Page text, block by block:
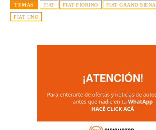
TEMAS FIAT FIAT FIORINO FIAT GRAND SIENA
FIAT UNO